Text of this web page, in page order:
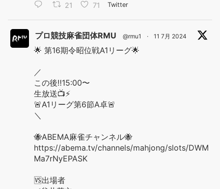
21 71 Twitter
プロ競技麻雀団体RMU @rmu1 · 11 7月 2024
🌟 第16期令昭位戦A1リーグ🌟
／
この後‼️15:00〜
生放送📺⚡️
🚨A1リーグ第6節A卓🚨
＼
🐝ABEMA麻雀チャンネル🐝
https://abema.tv/channels/mahjong/slots/DWM
Ma7rNyEPASK
🆚出場者